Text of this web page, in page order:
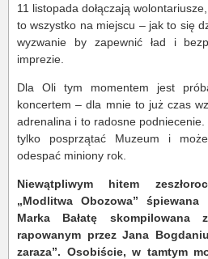
11 listopada dołączają
to wszystko na miejscu – jak to się
wyzwanie by zapewnić ład i
imprezie.
Dla Oli tym momentem jest
koncertem – dla mnie to już czas
adrenalina i to radosne
tylko posprzątać Muzeum i
odespać miniony rok.
Niewątpliwym hitem
„Modlitwa Obozowa”
Marka Bałatę skompilowana
rapowanym przez Jana
zaraza”. Osobiście, w tamtym